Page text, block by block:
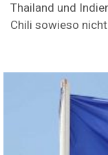
Thailand und
Chili sowieso